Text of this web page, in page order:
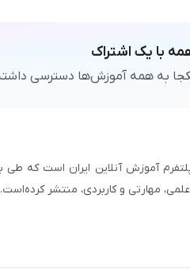
با یک اشتراک
به همه آموزش‌ها دسترسی